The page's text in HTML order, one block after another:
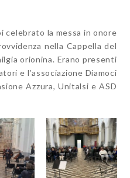
celebrato la messa in onore
nella Cappella del
orionina. Erano presenti
e l’associazione Diamoci
Azzura, Unitalsi e ASD